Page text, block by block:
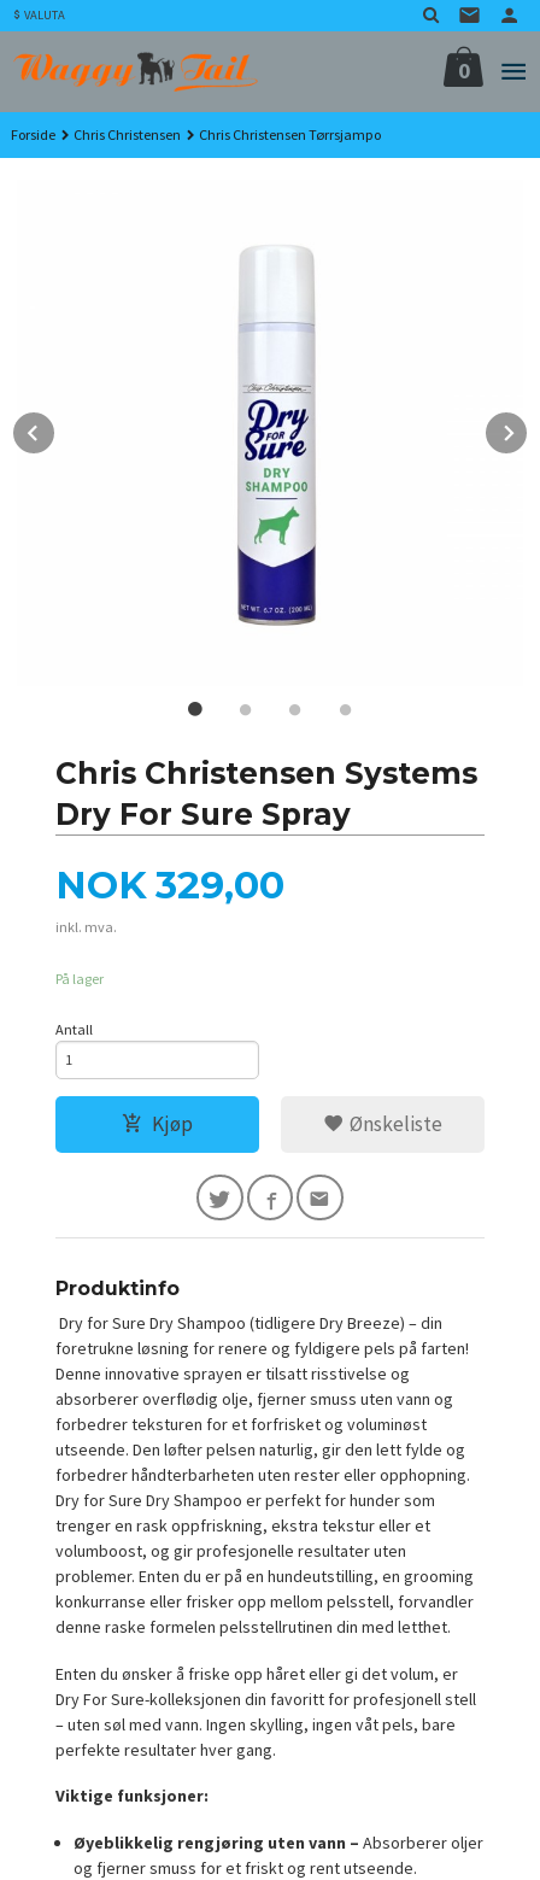
Gå
til
innholdet
VALUTA
0
Forside Chris Christensen Chris Christensen Tørrsjampo
Chris Christensen Systems
Dry For Sure Spray
Pris
NOK329,00
inkl. mva.
På lager
Antall
Kjøp Ønskeliste
Produktinfo
Dry for Sure Dry Shampoo (tidligere Dry Breeze) – din
foretrukne løsning for renere og fyldigere pels på farten!
Denne innovative sprayen er tilsatt risstivelse og
absorberer overflødig olje, fjerner smuss uten vann og
forbedrer teksturen for et forfrisket og voluminøst
utseende. Den løfter pelsen naturlig, gir den lett fylde og
forbedrer håndterbarheten uten rester eller opphopning.
Dry for Sure Dry Shampoo er perfekt for hunder som
trenger en rask oppfriskning, ekstra tekstur eller et
volumboost, og gir profesjonelle resultater uten
problemer. Enten du er på en hundeutstilling, en grooming
konkurranse eller frisker opp mellom pelsstell, forvandler
denne raske formelen pelsstellrutinen din med letthet.
Enten du ønsker å friske opp håret eller gi det volum, er
Dry For Sure-kolleksjonen din favoritt for profesjonell stell
– uten søl med vann. Ingen skylling, ingen våt pels, bare
perfekte resultater hver gang.
Viktige funksjoner:
Øyeblikkelig rengjøring uten vann – Absorberer oljer
og fjerner smuss for et friskt og rent utseende.